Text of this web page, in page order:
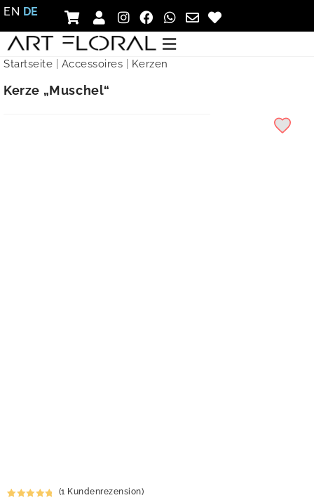
EN DE
Startseite Accessoires Kerzen
Kerze „Muschel“
(1 Kundenrezension)